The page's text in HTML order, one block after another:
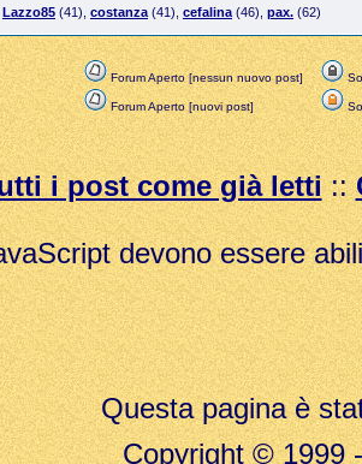
Lazzo85 (41), costanza (41), cefalina (46), pax. (62)
Forum Aperto [nessun nuovo post]
Forum Aperto [nuovi post]
i post come già letti::
devono essere
Questa pagina è
Copyright © 1999